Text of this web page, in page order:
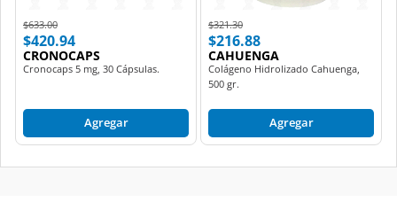
Price reduced from
$633.00to
$420.94
CRONOCAPS
Cronocaps 5 mg, 30 Cápsulas.
Agregar
Price reduced from
$321.30to
$216.88
CAHUENGA
Colágeno Hidrolizado Cahuenga,
500 gr.
Agregar